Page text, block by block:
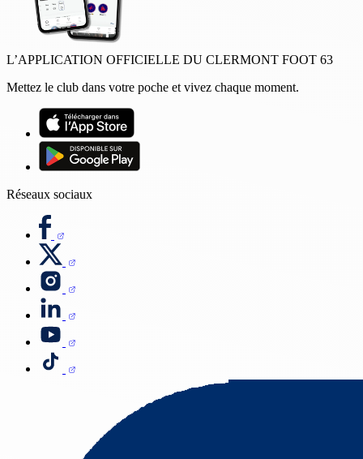
L’APPLICATION OFFICIELLE DU CLERMONT FOOT 63
Mettez le club dans votre poche et vivez chaque moment.
Réseaux sociaux